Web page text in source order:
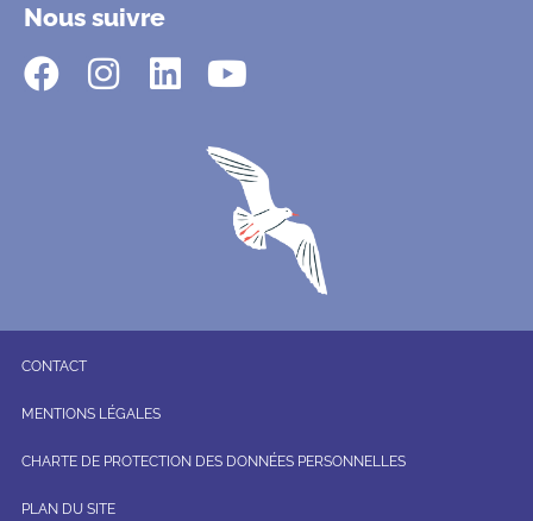
Nous suivre
CONTACT
MENTIONS LÉGALES
CHARTE DE PROTECTION DES DONNÉES PERSONNELLES
PLAN DU SITE